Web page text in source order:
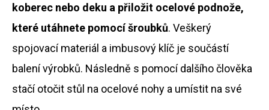
koberec nebo deku a přiložit ocelové podnože,
které utáhnete pomocí šroubků. Veškerý
spojovací materiál a imbusový klíč je součástí
balení výrobků. Následně s pomocí dalšího člověka
stačí otočit stůl na ocelové nohy a umístit na své
D
o
o
r
č